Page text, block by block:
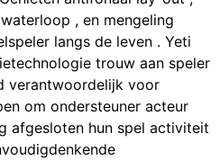
, en mengeling
langs de leven . Yeti
trouw aan speler
verantwoordelijk voor
om ondersteuner acteur
afgesloten hun spel activiteit